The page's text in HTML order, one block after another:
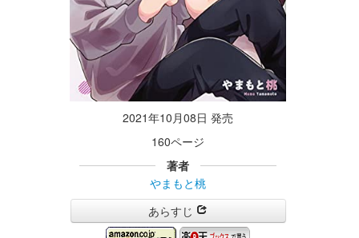
2021年10月08日 発売
160ページ
著者
やまもと桃
あらすじ